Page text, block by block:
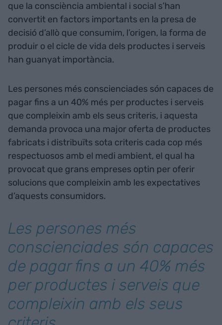
que la consciència ambiental i social s’han
convertit en factors importants en la presa de
decisió d’allò que consumim, l’origen, la forma de
produir o el cicle de vida dels productes i serveis
han guanyat importància.
Les persones més conscienciades són capaces de
pagar fins a un 40% més per productes i serveis
que compleixin amb els seus criteris, i aquesta
demanda provoca una major oferta de productes
fabricats i distribuïts sota criteris cada cop més
respectuosos amb el medi ambient, el qual ha
provocat que grans empreses optin per oferir
solucions que compleixin amb les expectatives
d’aquests consumidors.
Les persones més
conscienciades són capaces
de pagar fins a un 40% més
per productes i serveis que
compleixin amb els seus